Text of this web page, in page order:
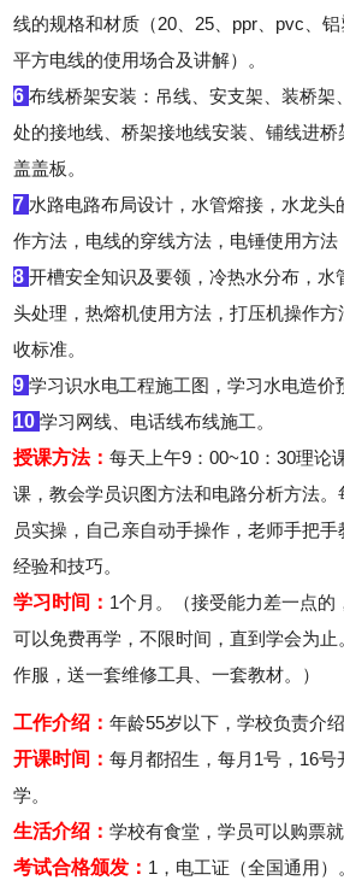
线的规格和材质（20、25、ppr、pvc、
平方电线的使用场合及讲解）。
6布线桥架安装：吊线、安支架、装桥架
处的接地线、桥架接地线安装、铺线进桥
盖盖板。
7 水路电路布局设计，水管熔接，水龙头
作方法，电线的穿线方法，电锤使用方法
8开槽安全知识及要领，冷热水分布，水
头处理，热熔机使用方法，打压机操作
收标准。
9学习识水电工程施工图，学习水电造价
10学习网线、电话线布线施工。
授课方法：每天上午9：00~10：30理论
课，教会学员识图方法和电路分析方法。
员实操，自己亲自动手操作，老师手把
经验和技巧。
学习时间： 1个月。（接受能力差一点的
可以免费再学，不限时间，直到学会为止
作服，送一套维修工具、一套教材。）
工作介绍：年龄55岁以下，学校负责介绍
开课时间：每月都招生，每月1号，16
学。
生活介绍：学校有食堂，学员可以购票就
考试合格颁发： 1，电工证（全国通用